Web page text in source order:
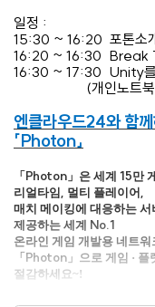
일정 :
15:30 ~ 16:20 포톤소
16:20 ~ 16:30 Break
16:30 ~ 17:30 Unity를
(개인노트북을
엔클라우드24와 함께
「Photon」
「 Photon 」은 세계 15만
리얼타임
멀티 플레이어
매치 메이킹에 대응하는 서
제공하는 세계 No.1
온라인 게임 개발용 네트
「 Photon 」으로 게임 ·
절감하세요~!
http://www.xbaas.com/